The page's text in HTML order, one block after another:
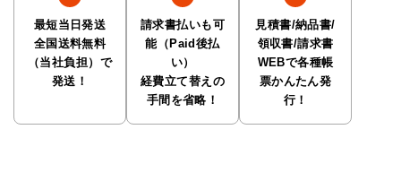
最短当日発送
全国送料無料
（当社負担）で
発送！
請求書払いも可
能（Paid後払
い）
経費立て替えの
手間を省略！
見積書/納品書/
領収書/請求書
WEBで各種帳
票かんたん発
行！